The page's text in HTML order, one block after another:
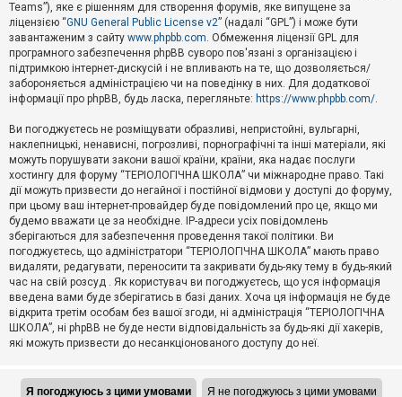
А
к
т
и
в
н
і
м
и
П
о
ш
у
Д
о
п
о
м
Teams”), яке є рішенням для створення форумів, яке випущене за
ліцензією “GNU General Public License v2” (надалі “GPL”) і може бути
завантаженим з сайту www.phpbb.com. Обмеження ліцензії GPL для
програмного забезпечення phpBB суворо пов'язані з організацією і
підтримкою інтернет-дискусій і не впливають на те, що дозволяється/
забороняється адміністрацією чи на поведінку в них. Для додаткової
інформації про phpBB, будь ласка, перегляньте: https://www.phpbb.com/.
Ви погоджуєтесь не розміщувати образливі, непристойні, вульгарні,
наклепницькі, ненависні, погрозливі, порнографічні та інші матеріали, які
можуть порушувати закони вашої країни, країни, яка надає послуги
хостингу для форуму “ТЕРІОЛОГІЧНА ШКОЛА” чи міжнародне право. Такі
дії можуть призвести до негайної і постійної відмови у доступі до форуму,
при цьому ваш інтернет-провайдер буде повідомлений про це, якщо ми
будемо вважати це за необхідне. IP-адреси усіх повідомлень
зберігаються для забезпечення проведення такої політики. Ви
погоджуєтесь, що адміністратори “ТЕРІОЛОГІЧНА ШКОЛА” мають право
видаляти, редагувати, переносити та закривати будь-яку тему в будь-який
час на свій розсуд . Як користувач ви погоджуєтесь, що уся інформація
введена вами буде зберігатись в базі даних. Хоча ця інформація не буде
відкрита третім особам без вашої згоди, ні адміністрація “ТЕРІОЛОГІЧНА
ШКОЛА”, ні phpBB не буде нести відповідальність за будь-які дії хакерів,
які можуть призвести до несанкціонованого доступу до неї.